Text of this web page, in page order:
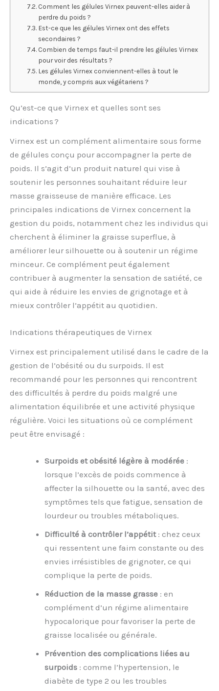
Comment les gélules Virnex peuvent-elles aider à
perdre du poids ?
Est-ce que les gélules Virnex ont des effets
secondaires ?
Combien de temps faut-il prendre les gélules Virnex
pour voir des résultats ?
Les gélules Virnex conviennent-elles à tout le
monde, y compris aux végétariens ?
Qu’est-ce que Virnex et quelles sont ses
indications ?
Virnex est un complément alimentaire sous forme
de gélules conçu pour accompagner la perte de
poids. Il s’agit d’un produit naturel qui vise à
soutenir les personnes souhaitant réduire leur
masse graisseuse de manière efficace. Les
principales indications de Virnex concernent la
gestion du poids, notamment chez les individus qui
cherchent à éliminer la graisse superflue, à
améliorer leur silhouette ou à soutenir un régime
minceur. Ce complément peut également
contribuer à augmenter la sensation de satiété, ce
qui aide à réduire les envies de grignotage et à
mieux contrôler l’appétit au quotidien.
Indications thérapeutiques de Virnex
Virnex est principalement utilisé dans le cadre de la
gestion de l’obésité ou du surpoids. Il est
recommandé pour les personnes qui rencontrent
des difficultés à perdre du poids malgré une
alimentation équilibrée et une activité physique
régulière. Voici les situations où ce complément
peut être envisagé :
Surpoids et obésité légère à modérée :
lorsque l’excès de poids commence à
affecter la silhouette ou la santé, avec des
symptômes tels que fatigue, sensation de
lourdeur ou troubles métaboliques.
Difficulté à contrôler l’appétit: chez ceux
qui ressentent une faim constante ou des
envies irrésistibles de grignoter, ce qui
complique la perte de poids.
Réduction de la masse grasse : en
complément d’un régime alimentaire
hypocalorique pour favoriser la perte de
graisse localisée ou générale.
Prévention des complications liées au
surpoids : comme l’hypertension, le
diabète de type 2 ou les troubles